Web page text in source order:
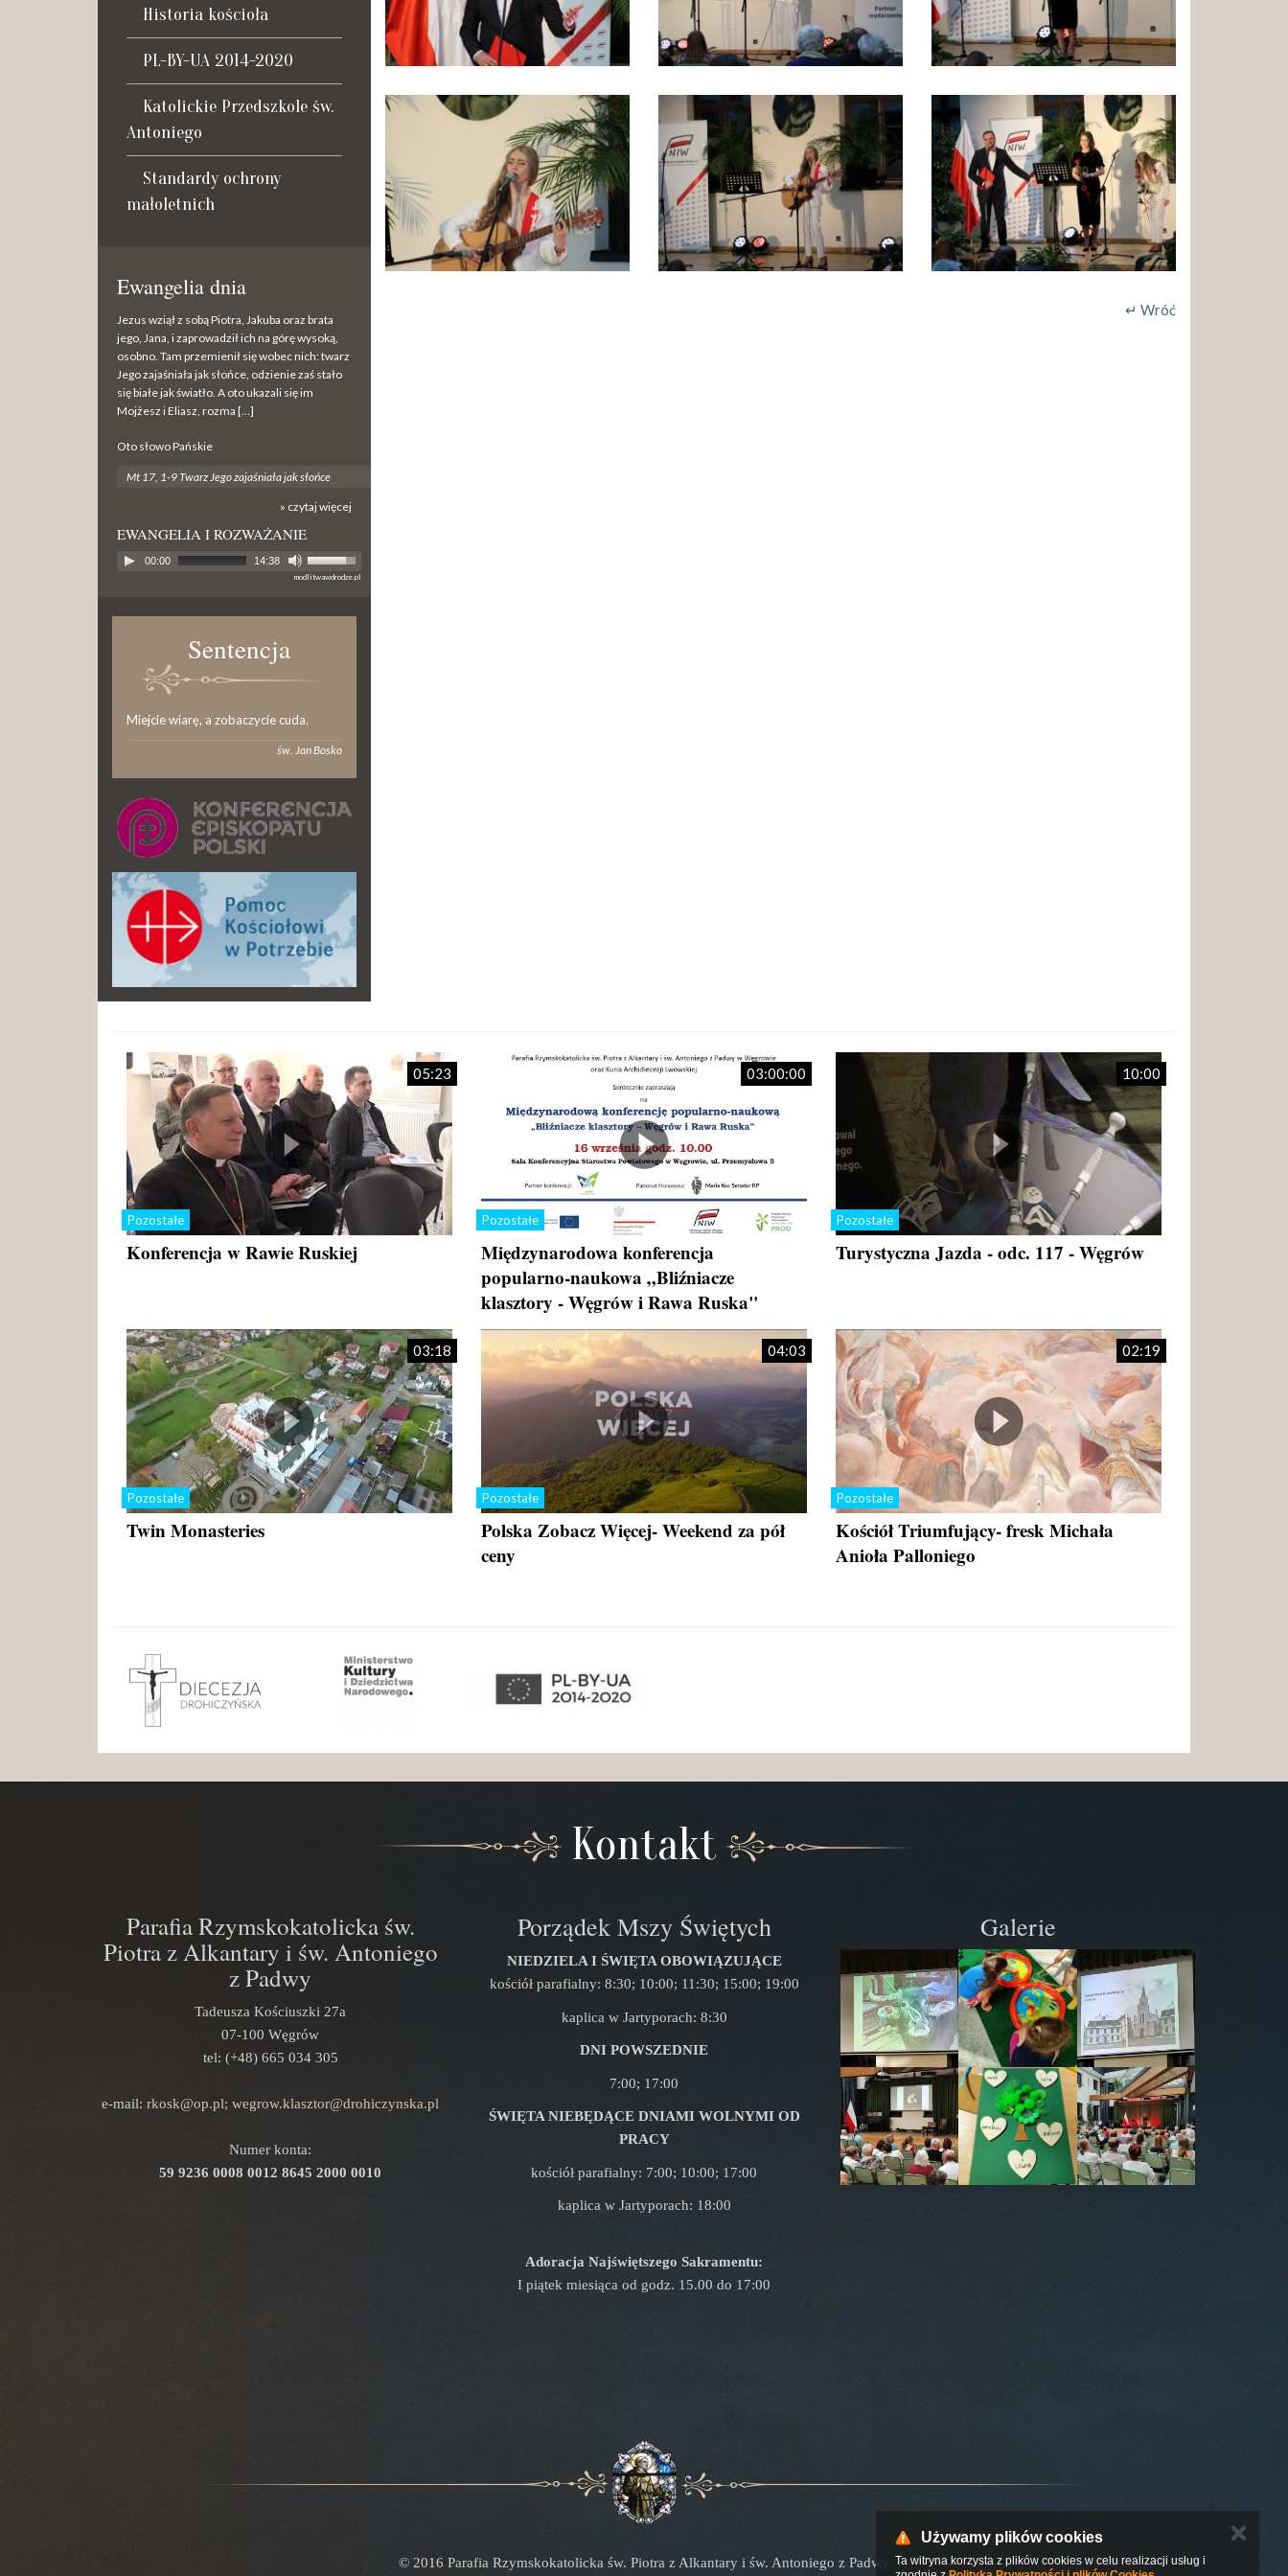
07-100 Węgrów
tel. (+48) 665 034 305
Numer konta:
59 9236 0008 0012 8645 2000 0010
Historia kościoła
PL-BY-UA 2014-2020
Katolickie Przedszkole św.
Antoniego
Standardy ochrony
małoletnich
Ewangelia dnia
Jezus wziął z sobą Piotra, Jakuba oraz brata
jego, Jana, i zaprowadził ich na górę wysoką,
osobno. Tam przemienił się wobec nich: twarz
Jego zajaśniała jak słońce, odzienie zaś stało
się białe jak światło. A oto ukazali się im
Mojżesz i Eliasz, rozma […]
Oto słowo Pańskie
Mt 17, 1-9 Twarz Jego zajaśniała jak słońce
» czytaj więcej
EWANGELIA I ROZWAŻANIE
00:00 14:38
modlitwawdrodze.pl
Sentencja
Miejcie wiarę, a zobaczycie cuda.
św. Jan Bosko
↵ Wróć
Pozostałe
05:23
Konferencja w Rawie Ruskiej
Pozostałe
03:00:00
Międzynarodowa konferencja
popularno-naukowa „Bliźniacze
klasztory - Węgrów i Rawa Ruska"
Pozostałe
10:00
Turystyczna Jazda - odc. 117 - Węgrów
Pozostałe
03:18
Twin Monasteries
Pozostałe
04:03
Polska Zobacz Więcej- Weekend za pół
ceny
Pozostałe
02:19
Kościół Triumfujący- fresk Michała
Anioła Palloniego
Kontakt
Parafia Rzymskokatolicka św.
Piotra z Alkantary i św. Antoniego
z Padwy
Tadeusza Kościuszki 27a
07-100 Węgrów
tel: (+48) 665 034 305
e-mail: rkosk@op.pl; wegrow.klasztor@drohiczynska.pl
Numer konta:
59 9236 0008 0012 8645 2000 0010
Porządek Mszy Świętych
NIEDZIELA I ŚWIĘTA OBOWIĄZUJĄCE
kościół parafialny: 8:30; 10:00; 11:30; 15:00; 19:00
kaplica w Jartyporach: 8:30
DNI POWSZEDNIE
7:00; 17:00
ŚWIĘTA NIEBĘDĄCE DNIAMI WOLNYMI OD
PRACY
kościół parafialny: 7:00; 10:00; 17:00
kaplica w Jartyporach: 18:00
Adoracja Najświętszego Sakramentu:
I piątek miesiąca od godz. 15.00 do 17:00
Galerie
© 2016 Parafia Rzymskokatolicka św. Piotra z Alkantary i św. Antoniego z Padwy
Używamy plików cookies
Ta witryna korzysta z plików cookies w celu realizacji usług i
✕